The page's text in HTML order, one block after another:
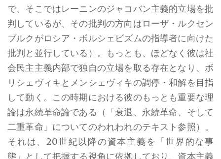
で、そこではレーニンのジャコバン主義的立場を批
判しているが、その批判の方向はローザ・ルクセン
ブルクがロシア・ボルシェビズムの指導者に向けた
批判と並行している）。もっとも、ほどなく彼は社
会民主主義内部で独自の立場を取る存在となり、ボ
リシェヴィキとメンシェヴィキの調停・和解を目指
して動く。この時期における彼のもっとも重要な理
論は永続革命論である（「衰退、永続革命、そして
二重革命」についてのわれわれのテキスト参照）。
それは、20世紀以降の資本主義を「世界的な事
態」として把握する視角に依拠しており、資本主義